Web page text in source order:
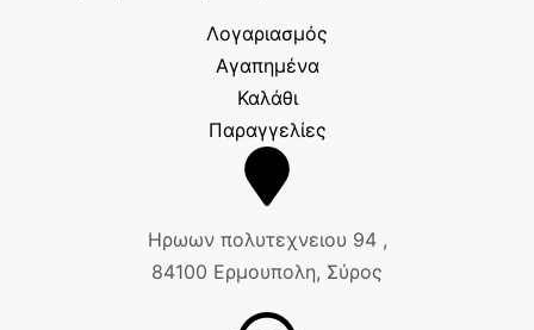
Ηρωων πολυτεχνειου 94 ,
84100 Ερμουπολη, Σύρος
Λογαριασμός
Αγαπημένα
Καλάθι
Παραγγελίες